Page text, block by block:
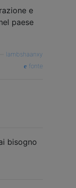
e
paese
lambshaanxy
fonte
bisogno